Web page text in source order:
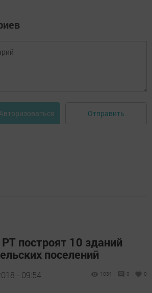
Отправить
построят 10 зданий
поселений
- 09:54 1031 0 0